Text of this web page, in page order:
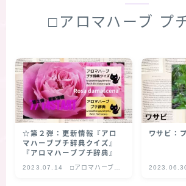
お知らせ
公式ウェブサイト『Botanical
Cジャスミン瑠璃地楽の主な活動先
プロフィール
アロマハーブアンケート
□アロマハーブ プ
☆第２弾：更新情報『アロ
マハーブプチ辞典クイズ』
『アロマハーブプチ辞典』
2023.07.14
□アロマハーブ
ワサビ：